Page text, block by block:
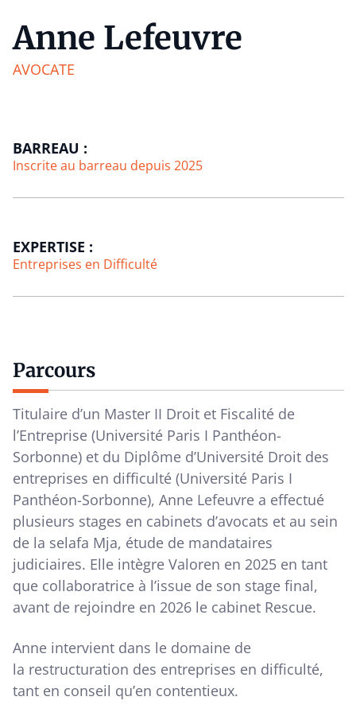
Anne Lefeuvre
AVOCATE
BARREAU :
Inscrite au barreau depuis 2025
EXPERTISE :
Entreprises en Difficulté
Parcours
Titulaire d’un Master II Droit et Fiscalité de
l’Entreprise (Université Paris I Panthéon-
Sorbonne) et du Diplôme d’Université Droit des
entreprises en difficulté (Université Paris I
Panthéon-Sorbonne), Anne Lefeuvre a effectué
plusieurs stages en cabinets d’avocats et au sein
de la selafa Mja, étude de mandataires
judiciaires. Elle intègre Valoren en 2025 en tant
que collaboratrice à l’issue de son stage final,
avant de rejoindre en 2026 le cabinet Rescue.
Anne intervient dans le domaine de
la restructuration des entreprises en difficulté,
tant en conseil qu’en contentieux.